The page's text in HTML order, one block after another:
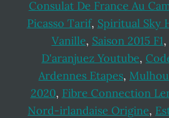
Consulat De France Au
Picasso Tarif, Spiritual Sky
Vanille, Saison 2015 F1,
D'aranjuez Youtube,
Ardennes Etapes,
2020, Fibre Connection
Nord-irlandaise Origine,